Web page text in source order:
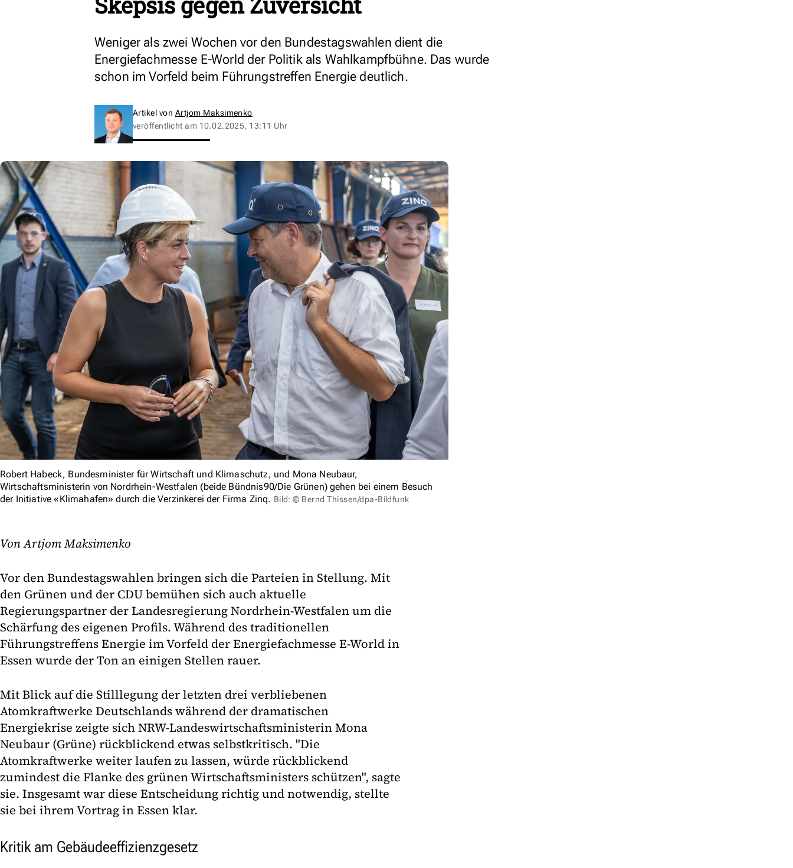
Weniger als zwei Wochen vor den Bundestagswahlen dient die
Energiefachmesse E-World der Politik als Wahlkampfbühne. Das wurde
schon im Vorfeld beim Führungstreffen Energie deutlich.
Artikel von Artjom Maksimenko
veröffentlicht am 10.02.2025, 13:11 Uhr
Robert Habeck, Bundesminister für Wirtschaft und Klimaschutz, und Mona Neubaur,
Wirtschaftsministerin von Nordrhein-Westfalen (beide Bündnis90/Die Grünen) gehen bei einem Besuch
der Initiative «Klimahafen» durch die Verzinkerei der Firma Zinq. Bild: © Bernd Thissen/dpa-Bildfunk
Von Artjom Maksimenko
Vor den Bundestagswahlen bringen sich die Parteien in Stellung. Mit
den Grünen und der CDU bemühen sich auch aktuelle
Regierungspartner der Landesregierung Nordrhein-Westfalen um die
Schärfung des eigenen Profils. Während des traditionellen
Führungstreffens Energie im Vorfeld der Energiefachmesse E-World in
Essen wurde der Ton an einigen Stellen rauer.
Mit Blick auf die Stilllegung der letzten drei verbliebenen
Atomkraftwerke Deutschlands während der dramatischen
Energiekrise zeigte sich NRW-Landeswirtschaftsministerin Mona
Neubaur (Grüne) rückblickend etwas selbstkritisch. "Die
Atomkraftwerke weiter laufen zu lassen, würde rückblickend
zumindest die Flanke des grünen Wirtschaftsministers schützen", sagte
sie. Insgesamt war diese Entscheidung richtig und notwendig, stellte
sie bei ihrem Vortrag in Essen klar.
Kritik am Gebäudeeffizienzgesetz